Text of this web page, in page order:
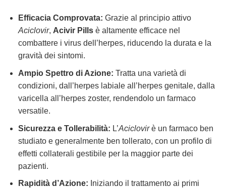
Efficacia Comprovata: Grazie al principio attivo
Aciclovir, Acivir Pillsè altamente efficace nel
combattere i virus dell’herpes, riducendo la durata e la
gravità dei sintomi.
Ampio Spettro di Azione: Tratta una varietà di
condizioni, dall’herpes labiale all’herpes genitale, dalla
varicella all’herpes zoster, rendendolo un farmaco
versatile.
Sicurezza e Tollerabilità: L’Aciclovirè un farmaco ben
studiato e generalmente ben tollerato, con un profilo di
effetti collaterali gestibile per la maggior parte dei
pazienti.
Rapidità d’Azione: Iniziando il trattamento ai primi